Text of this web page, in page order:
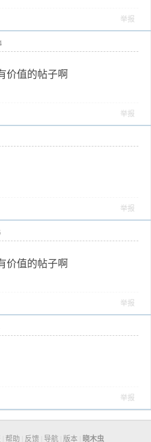
举报
价值的帖子啊
举报
举报
价值的帖子啊
举报
举报
帮助 反馈 导航 版本 晓木虫